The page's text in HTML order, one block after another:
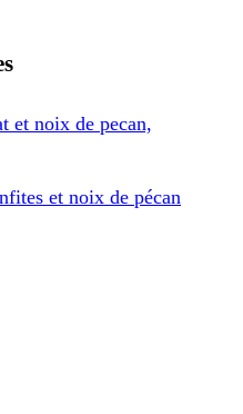
et noix de pecan,
et noix de pécan